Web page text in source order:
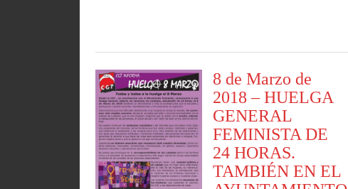
8 de Marzo de
2018 – HUELGA
GENERAL
FEMINISTA DE
24 HORAS.
TAMBIÉN EN EL